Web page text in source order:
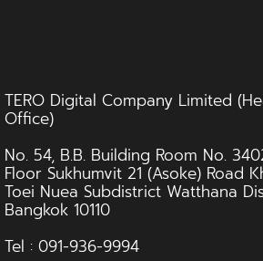
TERO Digital Company Limited
Office)
No. 54, B.B. Building Room No.
Floor Sukhumvit 21 (Asoke) Road
Toei Nuea Subdistrict Watthana
Bangkok 10110
Tel : 091-936-9994